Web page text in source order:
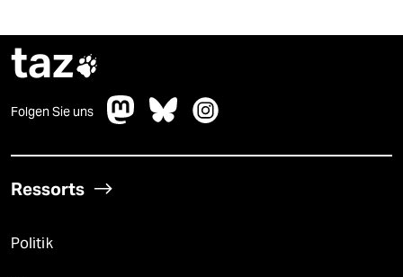
taz
Folgen Sie uns
Ressorts
Politik